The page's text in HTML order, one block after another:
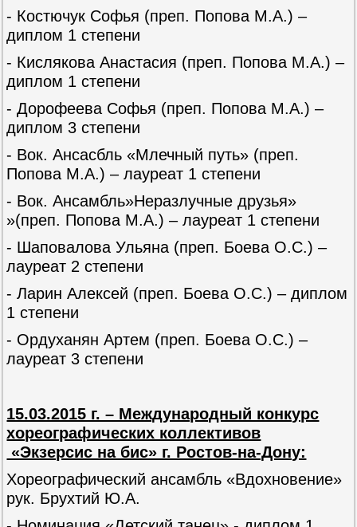
- Костючук Софья (преп. Попова М.А.) –
диплом 1 степени
- Кислякова Анастасия (преп. Попова М.А.) –
диплом 1 степени
- Дорофеева Софья (преп. Попова М.А.) –
диплом 3 степени
- Вок. Ансасбль «Млечный путь» (преп.
Попова М.А.) – лауреат 1 степени
- Вок. Ансамбль»Неразлучные друзья»
»(преп. Попова М.А.) – лауреат 1 степени
- Шаповалова Ульяна (преп. Боева О.С.) –
лауреат 2 степени
- Ларин Алексей (преп. Боева О.С.) – диплом
1 степени
- Ордуханян Артем (преп. Боева О.С.) –
лауреат 3 степени
15.03.2015 г. – Международный конкурс
хореографических коллективов
«Экзерсис на бис» г. Ростов-на-Дону:
Хореографический ансамбль «Вдохновение»
рук. Брухтий Ю.А.